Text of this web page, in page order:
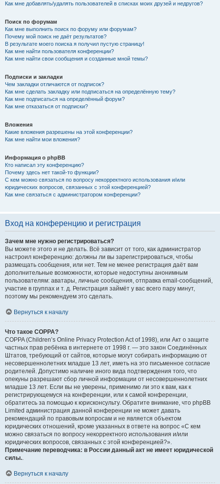
Как мне добавлять/удалять пользователей в списках моих друзей и недругов?
Поиск по форумам
Как мне выполнить поиск по форуму или форумам?
Почему мой поиск не даёт результатов?
В результате моего поиска я получил пустую страницу!
Как мне найти пользователя конференции?
Как мне найти свои сообщения и созданные мной темы?
Подписки и закладки
Чем закладки отличаются от подписок?
Как мне сделать закладку или подписаться на определённую тему?
Как мне подписаться на определённый форум?
Как мне отказаться от подписки?
Вложения
Какие вложения разрешены на этой конференции?
Как мне найти мои вложения?
Информация о phpBB
Кто написал эту конференцию?
Почему здесь нет такой-то функции?
С кем можно связаться по вопросу некорректного использования и/или
юридических вопросов, связанных с этой конференцией?
Как мне связаться с администратором конференции?
Вход на конференцию и регистрация
Зачем мне нужно регистрироваться?
Вы можете этого и не делать. Всё зависит от того, как администратор
настроил конференцию: должны ли вы зарегистрироваться, чтобы
размещать сообщения, или нет. Тем не менее регистрация даёт вам
дополнительные возможности, которые недоступны анонимным
пользователям: аватары, личные сообщения, отправка email-сообщений,
участие в группах и т. д. Регистрация займёт у вас всего пару минут,
поэтому мы рекомендуем это сделать.
Вернуться к началу
Что такое COPPA?
COPPA (Children’s Online Privacy Protection Act of 1998), или Акт о защите
частных прав ребёнка в интернете от 1998 г. — это закон Соединённых
Штатов, требующий от сайтов, которые могут собирать информацию от
несовершеннолетних младше 13 лет, иметь на это письменное согласие
родителей. Допустимо наличие иного вида подтверждения того, что
опекуны разрешают сбор личной информации от несовершеннолетних
младше 13 лет. Если вы не уверены, применимо ли это к вам, как к
регистрирующемуся на конференции, или к самой конференции,
обратитесь за помощью к юрисконсульту. Обратите внимание, что phpBB
Limited администрация данной конференции не может давать
рекомендаций по правовым вопросам и не является объектом
юридических отношений, кроме указанных в ответе на вопрос «С кем
можно связаться по вопросу некорректного использования и/или
юридических вопросов, связанных с этой конференцией?».
Примечание переводчика: в России данный акт не имеет юридической
силы..
Вернуться к началу